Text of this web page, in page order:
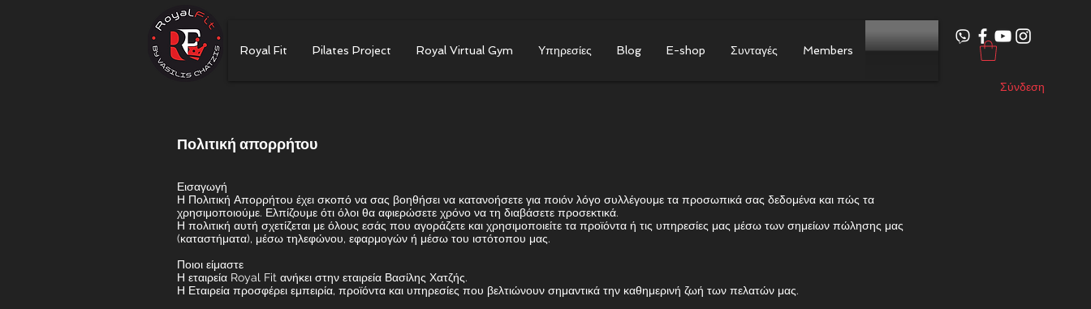
Royal Fit Pilates Project Royal Virtual Gym Υπηρεσίες Blog E-shop Συνταγές Members
Σύνδεση
Πολιτική απορρήτου
Εισαγωγή
Η Πολιτική Απορρήτου έχει σκοπό να σας βοηθήσει να κατανοήσετε για ποιόν λόγο συλλέγουμε τα προσωπικά σας δεδομένα και πώς τα
χρησιμοποιούμε. Ελπίζουμε ότι όλοι θα αφιερώσετε χρόνο να τη διαβάσετε προσεκτικά.
Η πολιτική αυτή σχετίζεται με όλους εσάς που αγοράζετε και χρησιμοποιείτε τα προϊόντα ή τις υπηρεσίες μας μέσω των σημείων πώλησης μας
(καταστήματα), μέσω τηλεφώνου, εφαρμογών ή μέσω του ιστότοπου μας.
Ποιοι είμαστε
Η εταιρεία Royal Fit ανήκει στην εταιρεία Βασίλης Χατζής.
Η Εταιρεία προσφέρει εμπειρία, προϊόντα και υπηρεσίες που βελτιώνουν σημαντικά την καθημερινή ζωή των πελατών μας.